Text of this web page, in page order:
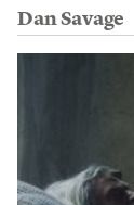
Dan Savage